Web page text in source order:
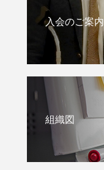
入会のご案内
組織図